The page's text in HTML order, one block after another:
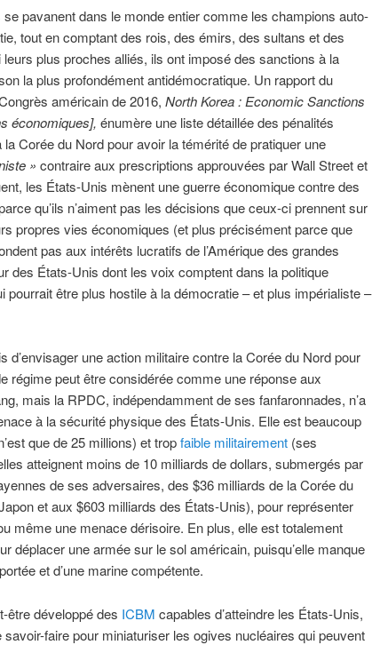
pavanent dans le monde entier comme les champions auto-
tout en comptant des rois, des émirs, des sultans et des
plus proches alliés, ils ont imposé des sanctions à la
la plus profondément antidémocratique. Un rapport du
américain de 2016, North Korea : Economic Sanctions
économiques], énumère une liste détaillée des pénalités
Corée du Nord pour avoir la témérité de pratiquer une
» contraire aux prescriptions approuvées par Wall Street et
les États-Unis mènent une guerre économique contre des
qu’ils n’aiment pas les décisions que ceux-ci prennent sur
propres vies économiques (et plus précisément parce que
pas aux intérêts lucratifs de l’Amérique des grandes
des États-Unis dont les voix comptent dans la politique
pourrait être plus hostile à la démocratie – et plus impérialiste –
d’envisager une action militaire contre la Corée du Nord pour
régime peut être considérée comme une réponse aux
mais la RPDC, indépendamment de ses fanfaronnades, n’a
à la sécurité physique des États-Unis. Elle est beaucoup
que de 25 millions) et tropfaible militairement(ses
atteignent moins de 10 milliards de dollars, submergés par
de ses adversaires, des $36 milliards de la Corée du
et aux $603 milliards des États-Unis), pour représenter
même une menace dérisoire. En plus, elle est totalement
déplacer une armée sur le sol américain, puisqu’elle manque
et d’une marine compétente.
être développé des ICBM capables d’atteindre les États-Unis,
faire pour miniaturiser les ogives nucléaires qui peuvent